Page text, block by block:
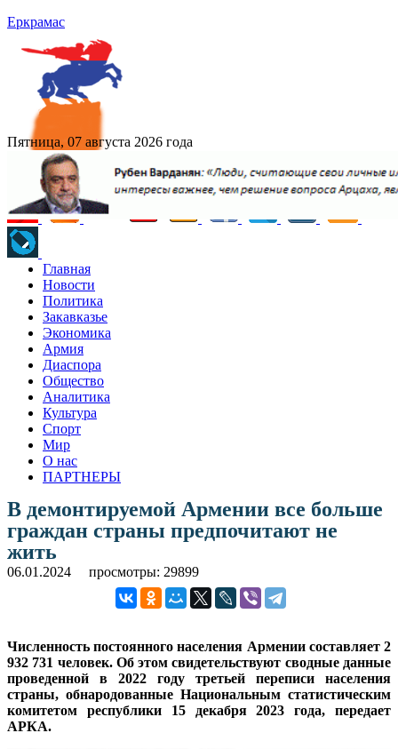
Еркрамас
Пятница, 07 августа 2026 года
Главная
Новости
Политика
Закавказье
Экономика
Армия
Диаспора
Общество
Аналитика
Культура
Спорт
Мир
О нас
ПАРТНЕРЫ
В демонтируемой Армении все больше
граждан страны предпочитают не
жить
06.01.2024 просмотры: 29899
Численность постоянного населения Армении составляет 2
932 731 человек. Об этом свидетельствуют сводные данные
проведенной в 2022 году третьей переписи населения
страны, обнародованные Национальным статистическим
комитетом республики 15 декабря 2023 года, передает
АРКА.